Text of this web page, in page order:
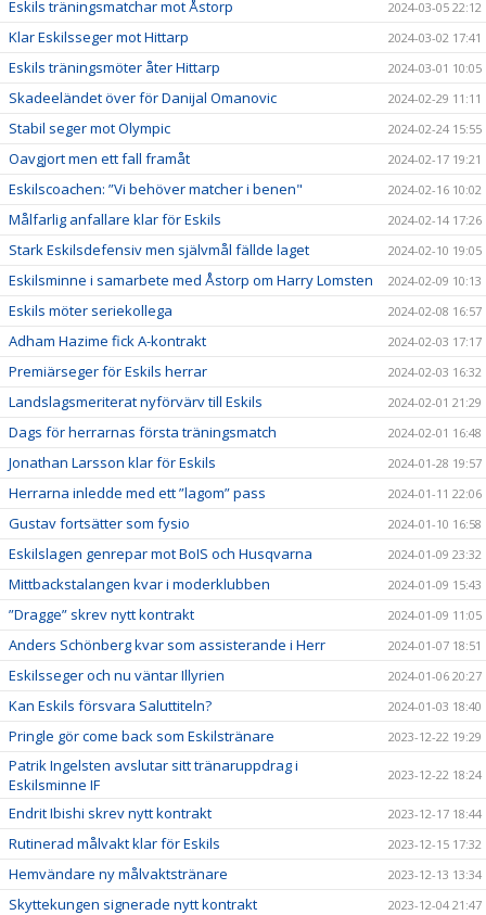
Eskils träningsmatchar mot Åstorp 2024-03-05 22:12
Klar Eskilsseger mot Hittarp 2024-03-02 17:41
Eskils träningsmöter åter Hittarp 2024-03-01 10:05
Skadeeländet över för Danijal Omanovic 2024-02-29 11:11
Stabil seger mot Olympic 2024-02-24 15:55
Oavgjort men ett fall framåt 2024-02-17 19:21
Eskilscoachen: ”Vi behöver matcher i benen" 2024-02-16 10:02
Målfarlig anfallare klar för Eskils 2024-02-14 17:26
Stark Eskilsdefensiv men självmål fällde laget 2024-02-10 19:05
Eskilsminne i samarbete med Åstorp om Harry Lomsten 2024-02-09 10:13
Eskils möter seriekollega 2024-02-08 16:57
Adham Hazime fick A-kontrakt 2024-02-03 17:17
Premiärseger för Eskils herrar 2024-02-03 16:32
Landslagsmeriterat nyförvärv till Eskils 2024-02-01 21:29
Dags för herrarnas första träningsmatch 2024-02-01 16:48
Jonathan Larsson klar för Eskils 2024-01-28 19:57
Herrarna inledde med ett ”lagom” pass 2024-01-11 22:06
Gustav fortsätter som fysio 2024-01-10 16:58
Eskilslagen genrepar mot BoIS och Husqvarna 2024-01-09 23:32
Mittbackstalangen kvar i moderklubben 2024-01-09 15:43
”Dragge” skrev nytt kontrakt 2024-01-09 11:05
Anders Schönberg kvar som assisterande i Herr 2024-01-07 18:51
Eskilsseger och nu väntar Illyrien 2024-01-06 20:27
Kan Eskils försvara Saluttiteln? 2024-01-03 18:40
Pringle gör come back som Eskilstränare 2023-12-22 19:29
Patrik Ingelsten avslutar sitt tränaruppdrag i
Eskilsminne IF
2023-12-22 18:24
Endrit Ibishi skrev nytt kontrakt 2023-12-17 18:44
Rutinerad målvakt klar för Eskils 2023-12-15 17:32
Hemvändare ny målvaktstränare 2023-12-13 13:34
Skyttekungen signerade nytt kontrakt 2023-12-04 21:47